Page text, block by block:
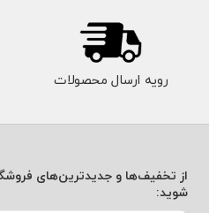
رویه ارسال محصولات
از تخفیف‌ها و جدیدترین‌های فروشگاه
شوید: